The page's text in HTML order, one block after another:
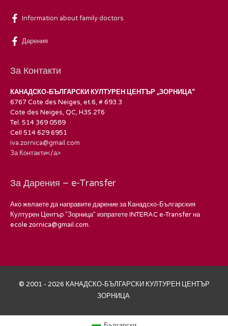
Information about family doctors
Дарения
За Контакти
КАНАДСКО-БЪЛГАРСКИ КУЛТУРЕН ЦЕНТЪР „ЗОРНИЦА“
6767 Cote des Neiges, et.6, # 693.3
Cote des Neiges, QC, H3S 2T6
Tel. 514 369 0589
Cell 514 629 6951
iva.zornica@gmail.com
За Контакти</а>
За Дарения – e-Transfer
Ако желаете да направите дарение за Канадско-Българския
Културен Център "Зорница" изпратете INTERAC e-Transfer на
ecole.zornica@gmail.com.
© 2001 - 2026 КАНАДСКО-БЪЛГАРСКИ КУЛТУРЕН ЦЕНТЪР
ЗОРНИЦА